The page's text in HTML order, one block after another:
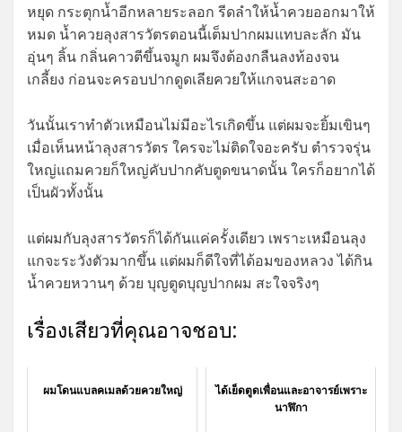
หยุด กระตุกน้ำอีกหลายระลอก รีดลำให้น้ำควยออกมาให้
หมด น้ำควยลุงสารวัตรตอนนี้เต็มปากผมแทบละลัก มัน
อุ่นๆ ลิ้น กลิ่นคาวตีขึ้นจมูก ผมจึงต้องกลืนลงท้องจน
เกลี้ยง ก่อนจะครอบปากดูดเลียควยให้แกจนสะอาด
วันนั้นเราทำตัวเหมือนไม่มีอะไรเกิดขึ้น แต่ผมจะยิ้มเขินๆ
เมื่อเห็นหน้าลุงสารวัตร ใครจะไม่ติดใจอะครับ ตำรวจรุ่น
ใหญ่แถมควยก็ใหญ่คับปากคับตูดขนาดนั้น ใครก็อยากได้
เป็นผัวทั้งนั้น
แต่ผมกับลุงสารวัตรก็ได้กันแค่ครั้งเดียว เพราะเหมือนลุง
แกจะระวังตัวมากขึ้น แต่ผมก็ดีใจที่ได้อมของหลวง ได้กิน
น้ำควยหวานๆ ด้วย บุญตูดบุญปากผม สะใจจริงๆ
เรื่องเสียวที่คุณอาจชอบ:
ผมโดนแบลคเมลด้วยควยใหญ่
ได้เย็ดตูดเพื่อนและอาจารย์เพราะ
นาฬิกา